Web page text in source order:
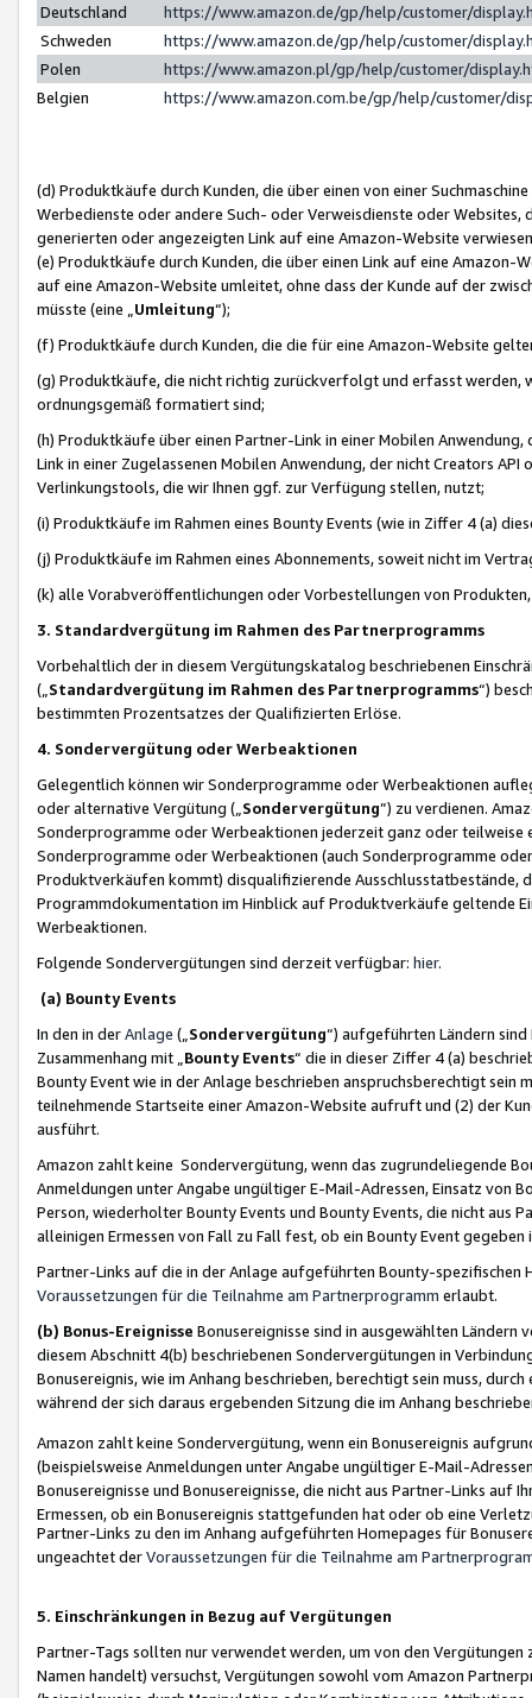
Deutschland
https://www.amazon.de/gp/help/customer/
Schweden
https://www.amazon.de/gp/help/customer/
Polen
https://www.amazon.pl/gp/help/customer/
Belgien
https://www.amazon.com.be/gp/help/customer/
(d) Produktkäufe durch Kunden, die über einen von einer
Werbedienste oder andere Such- oder Verweisdienste oder Websites,
generierten oder angezeigten Link auf eine Amazon-Website
(e) Produktkäufe durch Kunden, die über einen Link auf eine
auf eine Amazon-Website umleitet, ohne dass der Kunde auf der
müsste (eine „ Umleitung“);
(f) Produktkäufe durch Kunden, die die für eine Amazon-Website
(g) Produktkäufe, die nicht richtig zurückverfolgt und erfasst werden,
ordnungsgemäß formatiert sind;
(h) Produktkäufe über einen Partner-Link in einer Mobilen
Link in einer Zugelassenen Mobilen Anwendung, der nicht Creators
Verlinkungstools, die wir Ihnen ggf. zur Verfügung stellen, nutzt;
(i) Produktkäufe im Rahmen eines Bounty Events (wie in Ziffer 4 (a)
(j) Produktkäufe im Rahmen eines Abonnements, soweit nicht im
(k) alle Vorabveröffentlichungen oder Vorbestellungen von
3. Standardvergütung im Rahmen des Partnerprogramms
Vorbehaltlich der in diesem Vergütungskatalog beschriebenen
(„ Standardvergütung im Rahmen des Partnerprogramms“)
bestimmten Prozentsatzes der Qualifizierten Erlöse.
4. Sondervergütung oder Werbeaktionen
Gelegentlich können wir Sonderprogramme oder Werbeaktionen
oder alternative Vergütung („ Sondervergütung”) zu verdienen.
Sonderprogramme oder Werbeaktionen jederzeit ganz oder
Sonderprogramme oder Werbeaktionen (auch Sonderprogramme
Produktverkäufen kommt) disqualifizierende Ausschlusstatbestände,
Programmdokumentation im Hinblick auf Produktverkäufe geltende
Werbeaktionen.
Folgende Sondervergütungen sind derzeit verfügbar: hier.
(a) Bounty Events
In den in derAnlage („ Sondervergütung“) aufgeführten Ländern
Zusammenhang mit „ Bounty Events“ die in dieser Ziffer 4 (a)
Bounty Event wie in der Anlage beschrieben anspruchsberechtigt sein
teilnehmende Startseite einer Amazon-Website aufruft und (2) der
ausführt.
Amazon zahlt keine Sondervergütung, wenn das zugrundeliegende
Anmeldungen unter Angabe ungültiger E-Mail-Adressen, Einsatz von
Person, wiederholter Bounty Events und Bounty Events, die nicht
alleinigen Ermessen von Fall zu Fall fest, ob ein Bounty Event
Partner-Links auf die in der Anlage aufgeführten Bounty-spezifischen
Voraussetzungen für die Teilnahme am Partnerprogramm erlaubt.
(b) Bonus-Ereignisse Bonusereignisse sind in ausgewählten Ländern
diesem Abschnitt 4(b) beschriebenen Sondervergütungen in
Bonusereignis, wie im Anhang beschrieben, berechtigt sein muss,
während der sich daraus ergebenden Sitzung die im Anhang
Amazon zahlt keine Sondervergütung, wenn ein Bonusereignis
(beispielsweise Anmeldungen unter Angabe ungültiger E-Mail-
Bonusereignisse und Bonusereignisse, die nicht aus Partner-Links auf
Ermessen, ob ein Bonusereignis stattgefunden hat oder ob eine
Partner-Links zu den im Anhang aufgeführten Homepages für
ungeachtet derVoraussetzungen für die Teilnahme am
5. Einschränkungen in Bezug auf Vergütungen
Partner-Tags sollten nur verwendet werden, um von den
Namen handelt) versuchst, Vergütungen sowohl vom Amazon